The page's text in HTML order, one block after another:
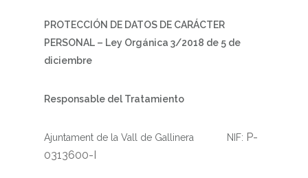
PROTECCIÓN DE DATOS DE CARÁCTER
PERSONAL – Ley Orgánica 3/2018 de 5 de
diciembre
Responsable del Tratamiento
Ajuntament de la Vall de Gallinera NIF: P-
0313600-I